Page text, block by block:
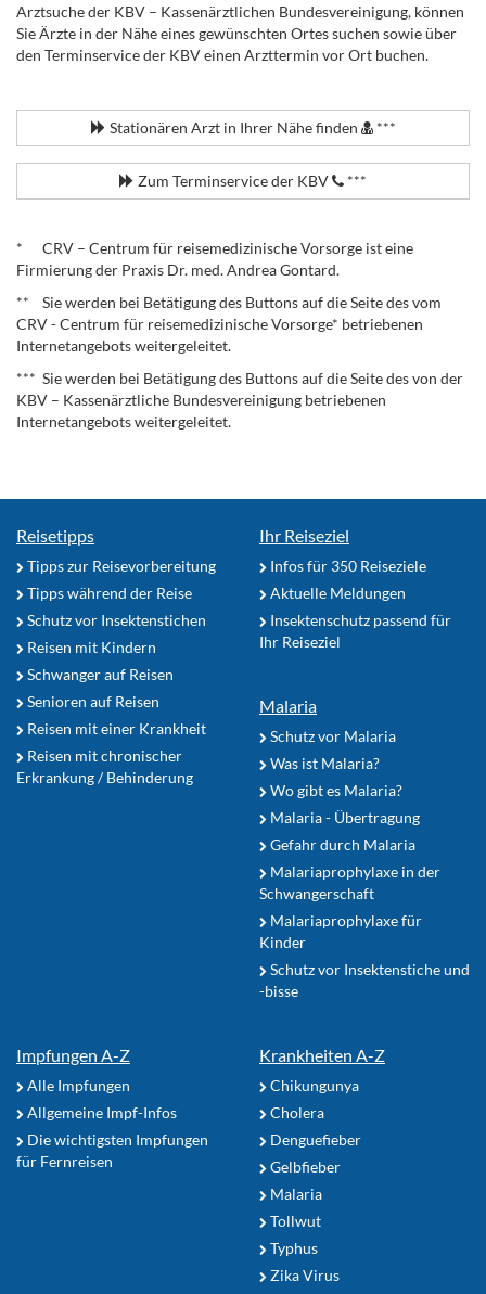
Arztsuche der KBV – Kassenärztlichen Bundesvereinigung, können
Sie Ärzte in der Nähe eines gewünschten Ortes suchen sowie über
den Terminservice der KBV einen Arzttermin vor Ort buchen.
Stationären Arzt in Ihrer Nähe finden ***
Zum Terminservice der KBV ***
* CRV – Centrum für reisemedizinische Vorsorge ist eine
Firmierung der Praxis Dr. med. Andrea Gontard.
** Sie werden bei Betätigung des Buttons auf die Seite des vom
CRV - Centrum für reisemedizinische Vorsorge* betriebenen
Internetangebots weitergeleitet.
*** Sie werden bei Betätigung des Buttons auf die Seite des von der
KBV – Kassenärztliche Bundesvereinigung betriebenen
Internetangebots weitergeleitet.
Reisetipps
Tipps zur Reisevorbereitung
Tipps während der Reise
Schutz vor Insektenstichen
Reisen mit Kindern
Schwanger auf Reisen
Senioren auf Reisen
Reisen mit einer Krankheit
Reisen mit chronischer
Erkrankung / Behinderung
Ihr Reiseziel
Infos für 350 Reiseziele
Aktuelle Meldungen
Insektenschutz passend für
Ihr Reiseziel
Malaria
Schutz vor Malaria
Was ist Malaria?
Wo gibt es Malaria?
Malaria - Übertragung
Gefahr durch Malaria
Malariaprophylaxe in der
Schwangerschaft
Malariaprophylaxe für
Kinder
Schutz vor Insektenstiche und
-bisse
Impfungen A-Z
Alle Impfungen
Allgemeine Impf-Infos
Die wichtigsten Impfungen
für Fernreisen
Krankheiten A-Z
Chikungunya
Cholera
Denguefieber
Gelbfieber
Malaria
Tollwut
Typhus
Zika Virus